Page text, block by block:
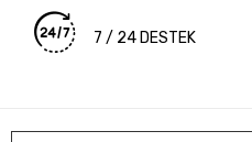
7 / 24 DESTEK